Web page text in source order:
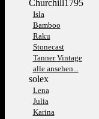
Churchill1795
Isla
Bamboo
Raku
Stonecast
Tanner Vintage
alle ansehen...
solex
Lena
Julia
Karina